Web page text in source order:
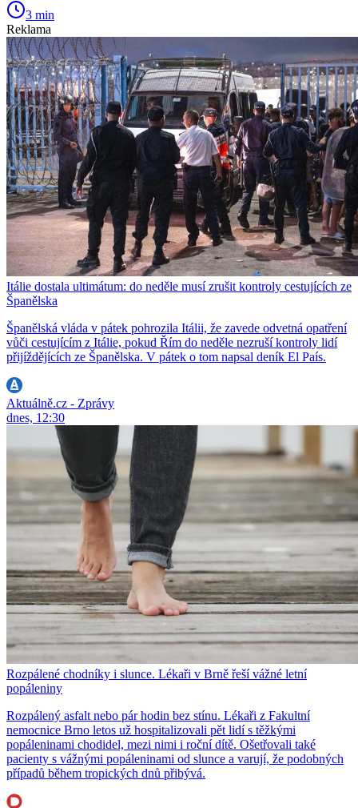
3 min
Reklama
Itálie dostala ultimátum: do neděle musí zrušit kontroly cestujících ze
Španělska
Španělská vláda v pátek pohrozila Itálii, že zavede odvetná opatření
vůči cestujícím z Itálie, pokud Řím do neděle nezruší kontroly lidí
přijíždějících ze Španělska. V pátek o tom napsal deník El País.
Aktuálně.cz - Zprávy
dnes, 12:30
Rozpálené chodníky i slunce. Lékaři v Brně řeší vážné letní
popáleniny
Rozpálený asfalt nebo pár hodin bez stínu. Lékaři z Fakultní
nemocnice Brno letos už hospitalizovali pět lidí s těžkými
popáleninami chodidel, mezi nimi i roční dítě. Ošetřovali také
pacienty s vážnými popáleninami od slunce a varují, že podobných
případů během tropických dnů přibývá.